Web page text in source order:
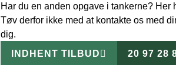
Har du en anden opgave i tankerne?
Tøv derfor ikke med at kontakte os med
dig.
INDHENT TILBUD
20 97 28